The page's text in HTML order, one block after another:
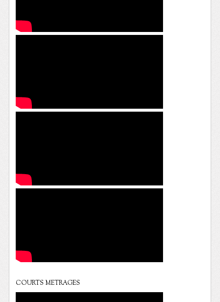
COURTS METRAGES